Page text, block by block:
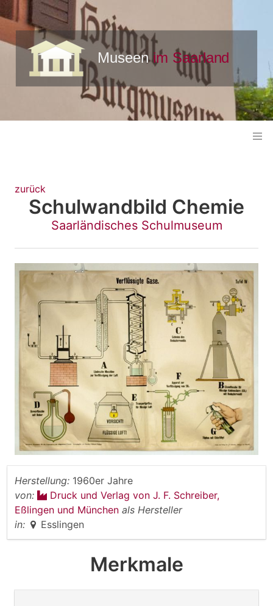
zurück
Schulwandbild Chemie
Saarländisches Schulmuseum
Herstellung: 1960er Jahre
von:
Druck und Verlag von J. F. Schreiber,
Eßlingen und München als Hersteller
in:
Esslingen
Merkmale